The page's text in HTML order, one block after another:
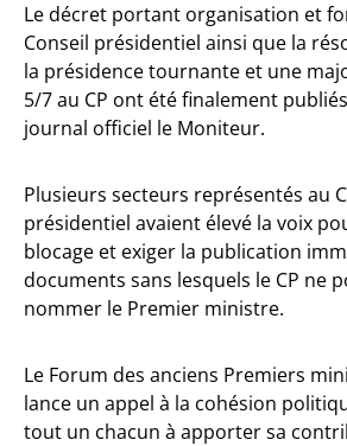
Le décret portant organisation et
Conseil présidentiel ainsi que la
la présidence tournante et une
5/7 au CP ont été finalement
journal officiel le Moniteur.
Plusieurs secteurs représentés au
présidentiel avaient élevé la voix
blocage et exiger la publication
documents sans lesquels le CP ne
nommer le Premier ministre.
Le Forum des anciens Premiers
lance un appel à la cohésion
tout un chacun à apporter sa